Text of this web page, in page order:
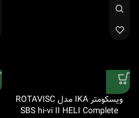
ویسکومتر IKA مدل ROTAVISC
SBS hi-vi II HELI Complete